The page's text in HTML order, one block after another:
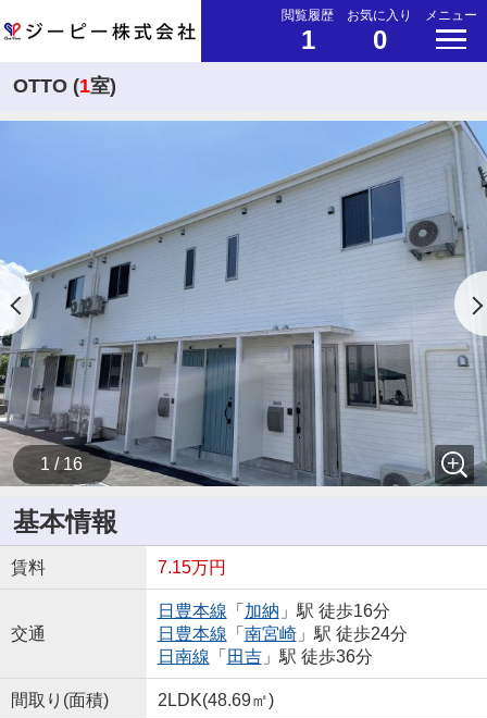
閲覧履歴
1
お気に入り
0
メニュー
OTTO (1室)
1 / 16
基本情報
賃料 7.15万円
交通
日豊本線 「 加納 」駅 徒歩16分
日豊本線 「 南宮崎」駅 徒歩24分
日南線 「 田吉」駅 徒歩36分
間取り(面積) 2LDK(48.69㎡)